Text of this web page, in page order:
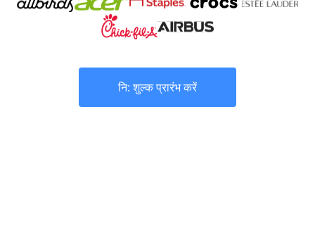
नि: शुल्क प्रारंभ करें